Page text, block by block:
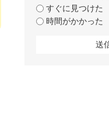
すぐに見つけた
時間がかかった